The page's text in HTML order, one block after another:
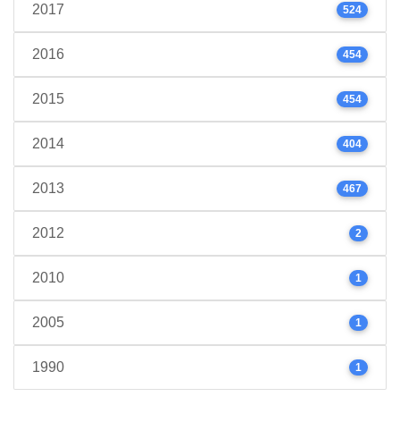
2017 524
2016 454
2015 454
2014 404
2013 467
2012 2
2010 1
2005 1
1990 1